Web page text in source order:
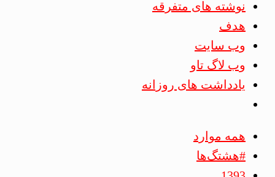
نوشته های متفرقه
هدف
وب سایت
وب لاگ تاو
یادداشت های روزانه
همه موارد
#هشتگ‌ها